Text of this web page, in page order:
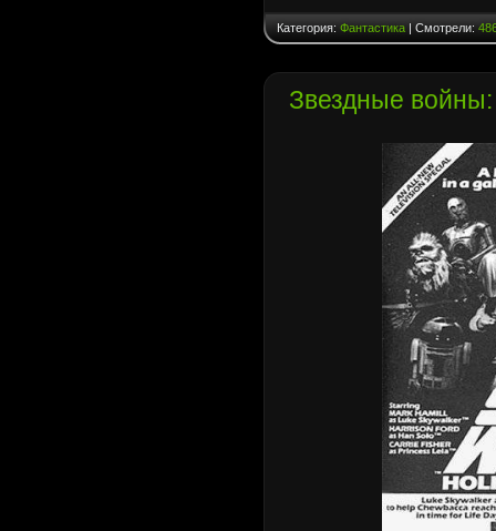
Категория: Фантастика | Смотрели:
Звездные